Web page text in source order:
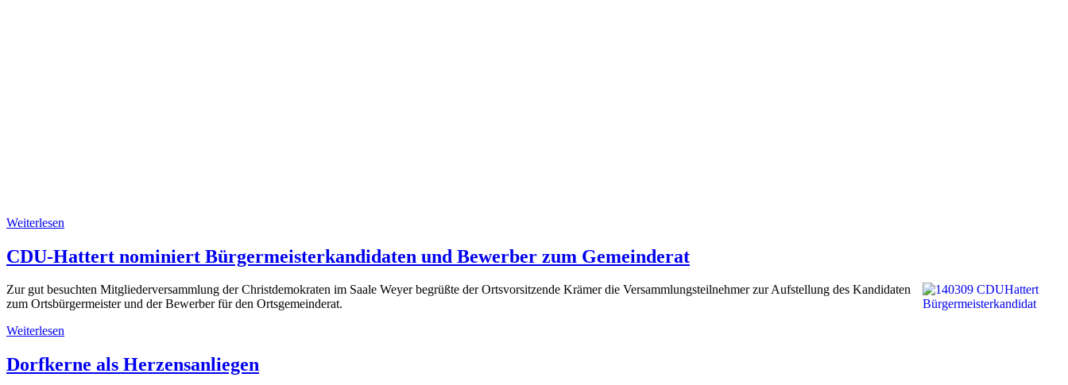
Weiterlesen
CDU-Hattert nominiert Bürgermeisterkandidaten und Bewerber zum Gemeinderat
Zur gut besuchten Mitgliederversammlung der Christdemokraten im Saale Weyer begrüßte der Ortsvorsitzende Krämer die Versammlungsteilnehmer zur Aufstellung des Kandidaten
zum Ortsbürgermeister und der Bewerber für den Ortsgemeinderat.
Weiterlesen
Dorfkerne als Herzensanliegen